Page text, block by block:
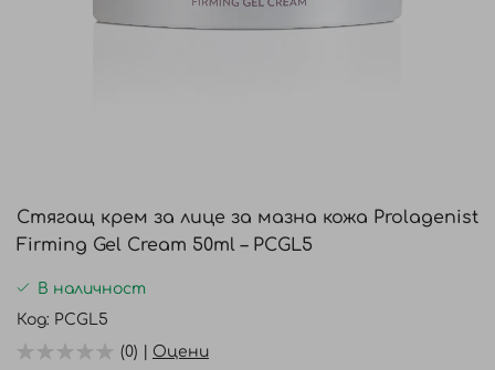
началото
на
галерия
със
Стягащ крем за лице за мазна кожа Prolagenist
Firming Gel Cream 50ml – PCGL5
В наличност
Код PCGL5
(0) | Оцени